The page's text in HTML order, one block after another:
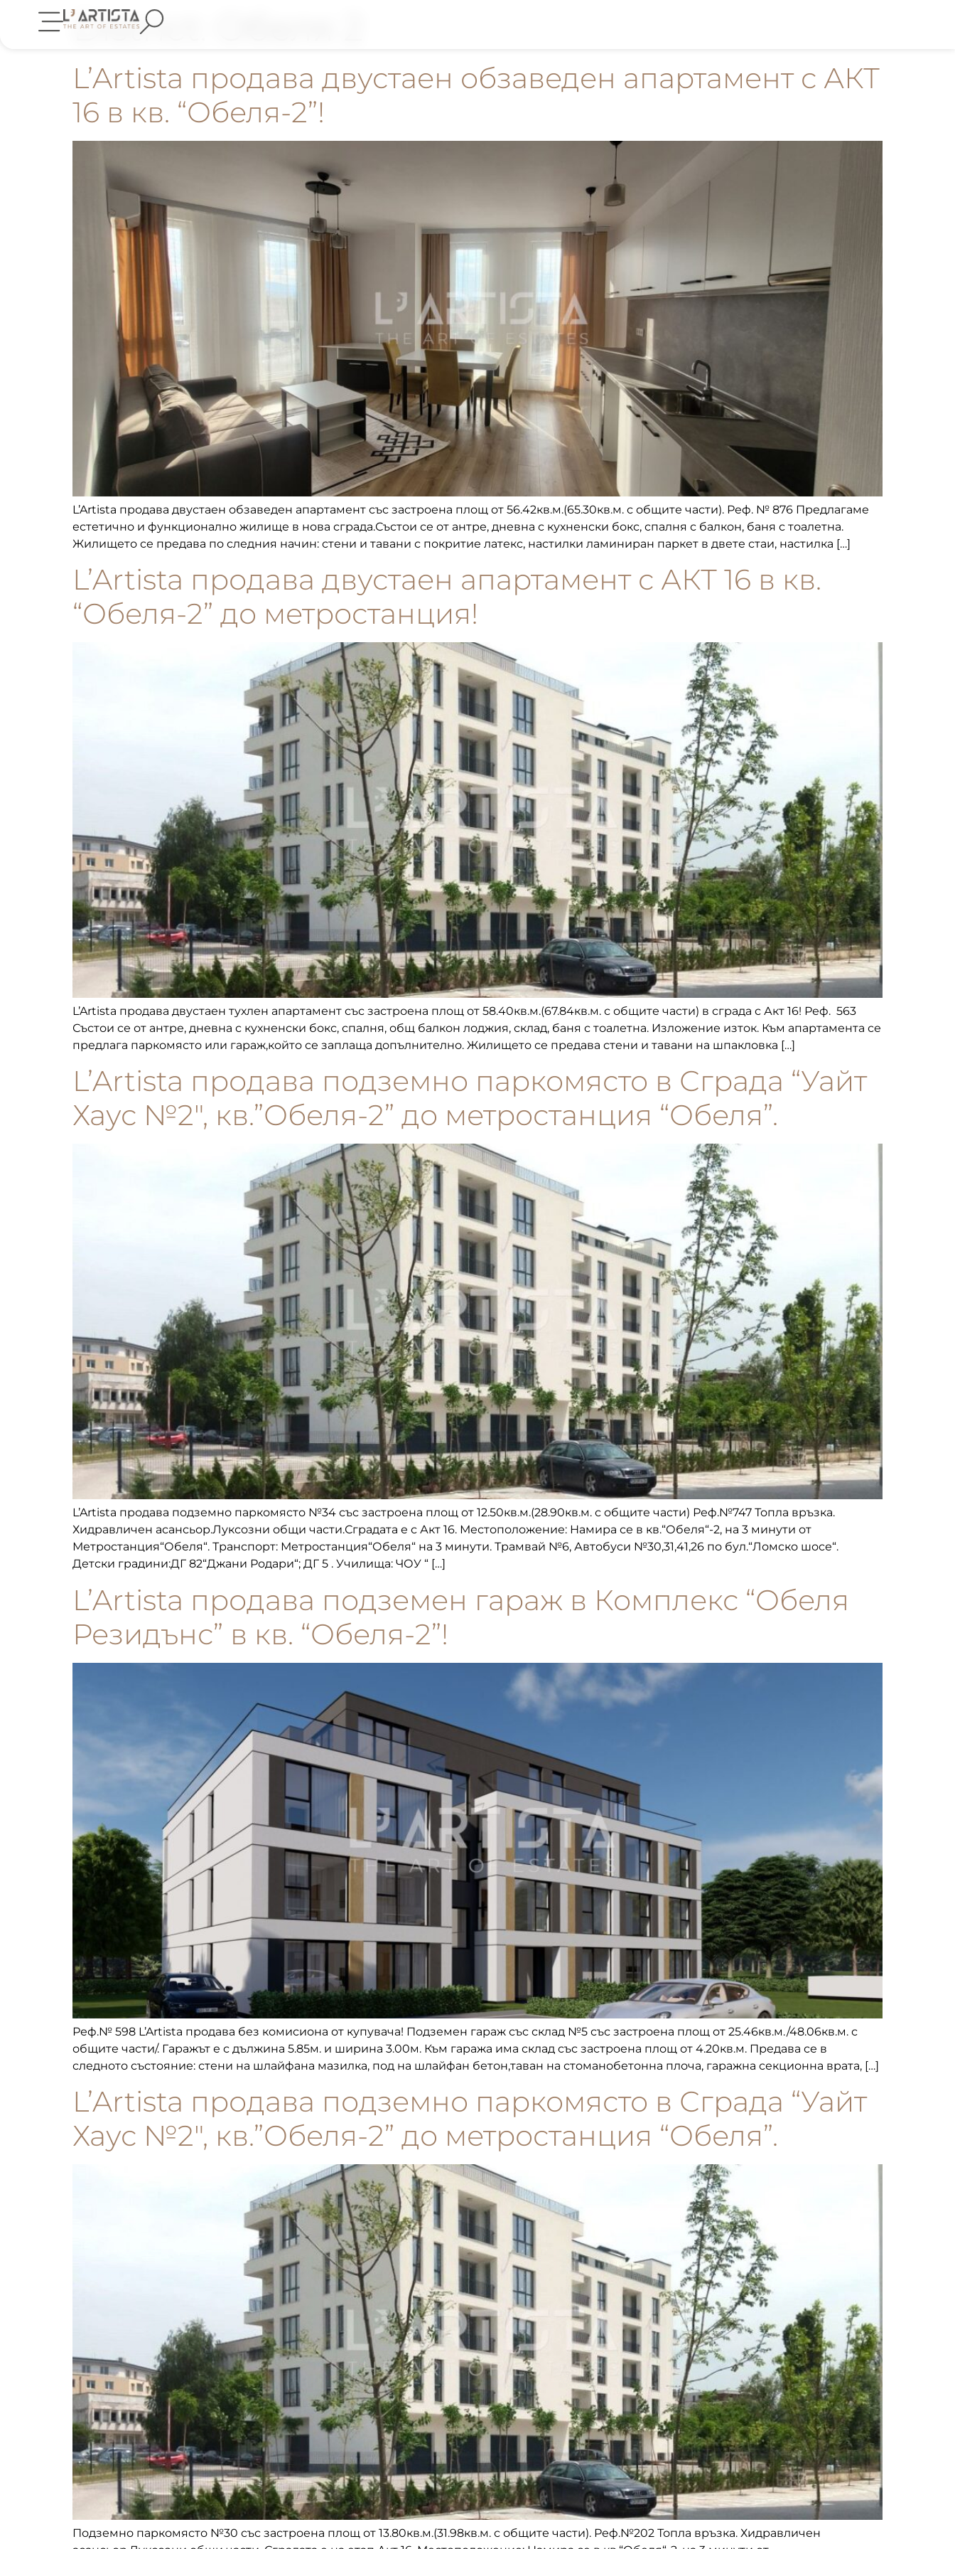
District:
L’Artista продава двустаен обзаведен апартамент с АКТ
16 в кв. “Обеля-2”!
L’Artista продава двустаен обзаведен апартамент със застроена площ от 56.42кв.м.(65.30кв.м. с общите части). Реф. № 876 Предлагаме
естетично и функционално жилище в нова сграда.Състои се от антре, дневна с кухненски бокс, спалня с балкон, баня с тоалетна.
Жилището се предава по следния начин: стени и тавани с покритие латекс, настилки ламиниран паркет в двете стаи, настилка […]
L’Artista продава двустаен апартамент с АКТ 16 в кв.
“Обеля-2” до метростанция!
L’Artista продава двустаен тухлен апартамент със застроена площ от 58.40кв.м.(67.84кв.м. с общите части) в сграда с Акт 16! Реф. 563
Състои се от антре, дневна с кухненски бокс, спалня, общ балкон лоджия, склад, баня с тоалетна. Изложение изток. Към апартамента се
предлага паркомясто или гараж,който се заплаща допълнително. Жилището се предава стени и тавани на шпакловка […]
L’Artista продава подземно паркомясто в Сграда “Уайт
Хаус №2″, кв.”Обеля-2” до метростанция “Обеля”.
L’Artista продава подземно паркомясто №34 със застроена площ от 12.50кв.м.(28.90кв.м. с общите части) Реф.№747 Топла връзка.
Хидравличен асансьор.Луксозни общи части.Сградата е с Акт 16. Местоположение: Намира се в кв.“Обеля“-2, на 3 минути от
Метростанция“Обеля“. Транспорт: Метростанция“Обеля“ на 3 минути. Трамвай №6, Автобуси №30,31,41,26 по бул.“Ломско шосе“.
Детски градини:ДГ 82“Джани Родари“; ДГ 5 . Училища: ЧОУ “ […]
L’Artista продава подземен гараж в Комплекс “Обеля
Резидънс” в кв. “Обеля-2”!
Реф.№ 598 L’Artista продава без комисиона от купувача! Подземен гараж със склад №5 със застроена площ от 25.46кв.м./48.06кв.м. с
общите части/. Гаражът е с дължина 5.85м. и ширина 3.00м. Към гаража има склад със застроена площ от 4.20кв.м. Предава се в
следното състояние: стени на шлайфана мазилка, под на шлайфан бетон,таван на стоманобетонна плоча, гаражна секционна врата, […]
L’Artista продава подземно паркомясто в Сграда “Уайт
Хаус №2″, кв.”Обеля-2” до метростанция “Обеля”.
Подземно паркомясто №30 със застроена площ от 13.80кв.м.(31.98кв.м. с общите части). Реф.№202 Топла връзка. Хидравличен